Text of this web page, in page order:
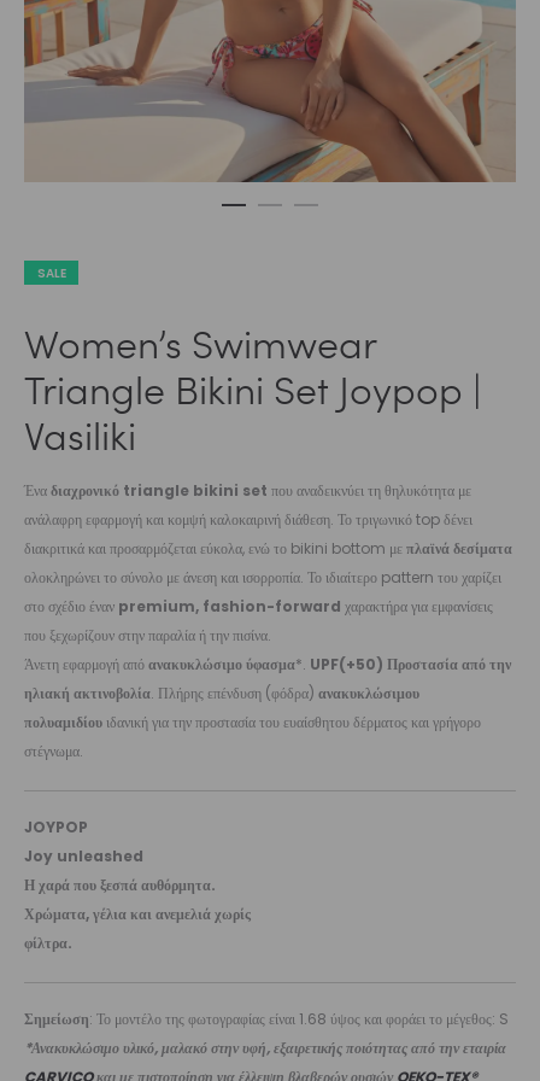
SALE
Women’s Swimwear
Triangle Bikini Set Joypop |
Vasiliki
Έναδιαχρονικό triangle bikini set που αναδεικνύει τη θηλυκότητα με
ανάλαφρη εφαρμογή και κομψή καλοκαιρινή διάθεση. Το τριγωνικό top δένει
διακριτικά και προσαρμόζεται εύκολα, ενώ το bikini bottom μεπλαϊνά δεσίματα
ολοκληρώνει το σύνολο με άνεση και ισορροπία. Το ιδιαίτερο pattern του χαρίζει
στο σχέδιο έναν premium, fashion-forward χαρακτήρα για εμφανίσεις
που ξεχωρίζουν στην παραλία ή την πισίνα.
Άνετη εφαρμογή απόανακυκλώσιμο ύφασμα*. UPF(+50) Προστασία από την
ηλιακή ακτινοβολία. Πλήρης επένδυση (φόδρα) ανακυκλώσιμου
πολυαμιδίου ιδανική για την προστασία του ευαίσθητου δέρματος και γρήγορο
στέγνωμα.
JOYPOP
Joy unleashed
Η χαρά που ξεσπά αυθόρμητα.
Χρώματα, γέλια και ανεμελιά χωρίς
φίλτρα.
Σημείωση: Το μοντέλο της φωτογραφίας είναι 1.68 ύψος και φοράει το μέγεθος: S
*Ανακυκλώσιμο υλικό, μαλακό στην υφή, εξαιρετικής ποιότητας από την εταιρία
CARVICOκαι με πιστοποίηση για έλλειψη βλαβερών ουσιών OEKO-TEX®